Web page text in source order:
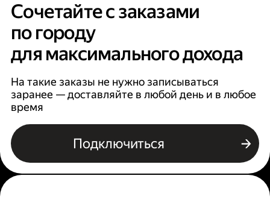
Сочетайте с заказами
по городу
для максимального дохода
На такие заказы не нужно записываться
заранее — доставляйте в любой день и в любое
время
Подключиться